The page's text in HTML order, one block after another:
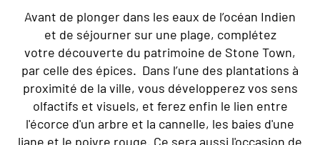
Avant de plonger dans les eaux de l’océan Indien
et de séjourner sur une plage, complétez
votre découverte du patrimoine de Stone Town,
par celle des épices. Dans l’une des plantations à
proximité de la ville, vous développerez vos sens
olfactifs et visuels, et ferez enfin le lien entre
l'écorce d'un arbre et la cannelle, les baies d'une
liane et le poivre rouge. Ce sera aussi l'occasion de